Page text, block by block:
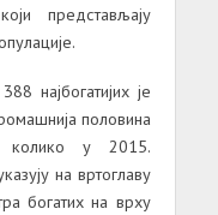
представљају
најбогатијих је
половина
колико у 2015.
на вртоглаву
богатих на врху